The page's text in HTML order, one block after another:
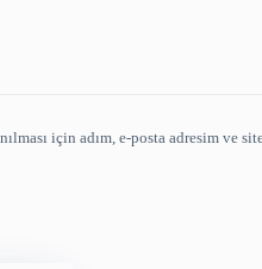
için adım, e-posta adresim ve